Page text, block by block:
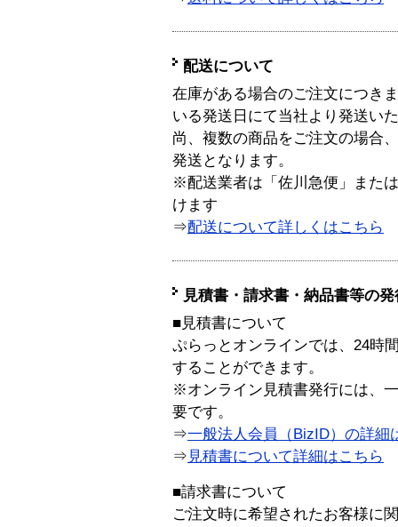
配送について
在庫がある場合のご注文につき
いる発送日にて当社より発送い
尚、複数の商品をご注文の場合
発送となります。
※配送業者は「佐川急便」また
けます
⇒配送について詳しくはこちら
見積書・請求書・納品書等の
■見積書について
ぷらっとオンラインでは、24時
することができます。
※オンライン見積書発行には、
要です。
⇒一般法人会員（BizID）の詳細
⇒ 見積書について詳細はこちら
■請求書について
ご注文時に希望されたお客様に